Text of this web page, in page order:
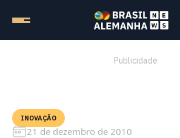
Publicidade
INOVAÇÃO
21 de dezembro de 2010